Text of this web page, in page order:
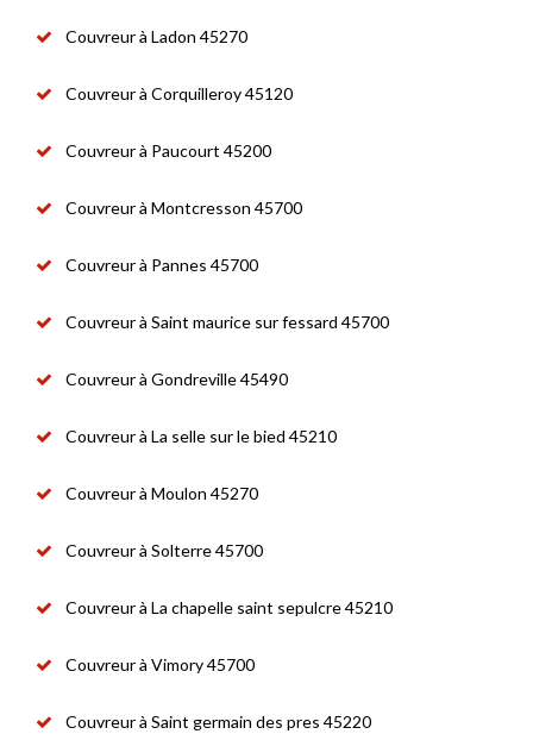
Couvreur à Ladon 45270
Couvreur à Corquilleroy 45120
Couvreur à Paucourt 45200
Couvreur à Montcresson 45700
Couvreur à Pannes 45700
Couvreur à Saint maurice sur fessard 45700
Couvreur à Gondreville 45490
Couvreur à La selle sur le bied 45210
Couvreur à Moulon 45270
Couvreur à Solterre 45700
Couvreur à La chapelle saint sepulcre 45210
Couvreur à Vimory 45700
Couvreur à Saint germain des pres 45220